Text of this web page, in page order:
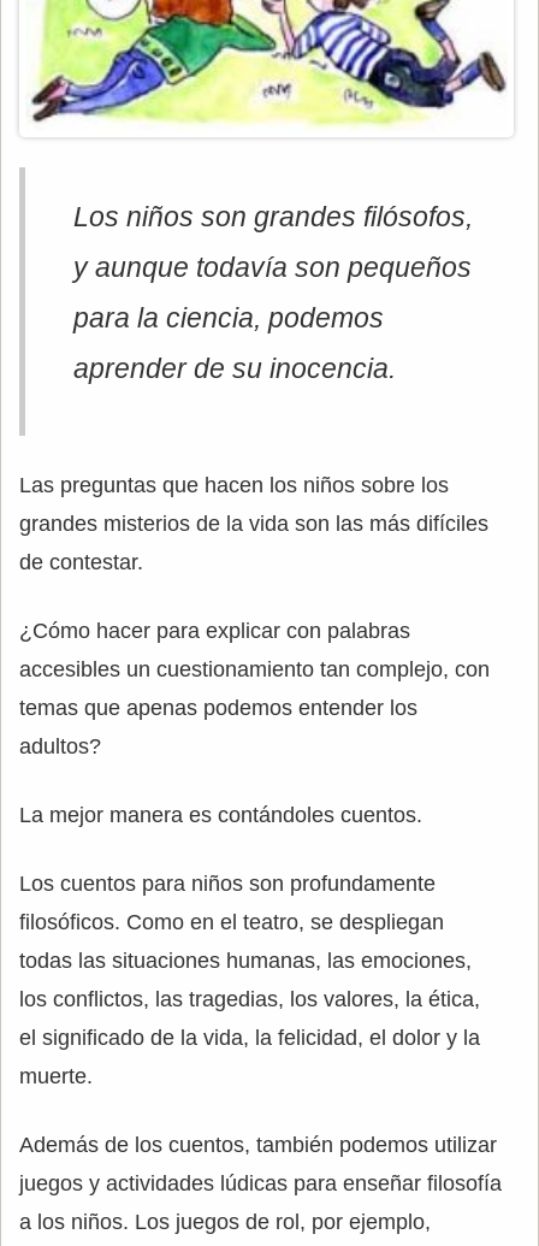
Los niños son grandes filósofos,
y aunque todavía son pequeños
para la ciencia, podemos
aprender de su inocencia.
Las preguntas que hacen los niños sobre los
grandes misterios de la vida son las más difíciles
de contestar.
¿Cómo hacer para explicar con palabras
accesibles un cuestionamiento tan complejo, con
temas que apenas podemos entender los
adultos?
La mejor manera es contándoles cuentos.
Los cuentos para niños son profundamente
filosóficos. Como en el teatro, se despliegan
todas las situaciones humanas, las emociones,
los conflictos, las tragedias, los valores, la ética,
el significado de la vida, la felicidad, el dolor y la
muerte.
Además de los cuentos, también podemos utilizar
juegos y actividades lúdicas para enseñar filosofía
a los niños. Los juegos de rol, por ejemplo,